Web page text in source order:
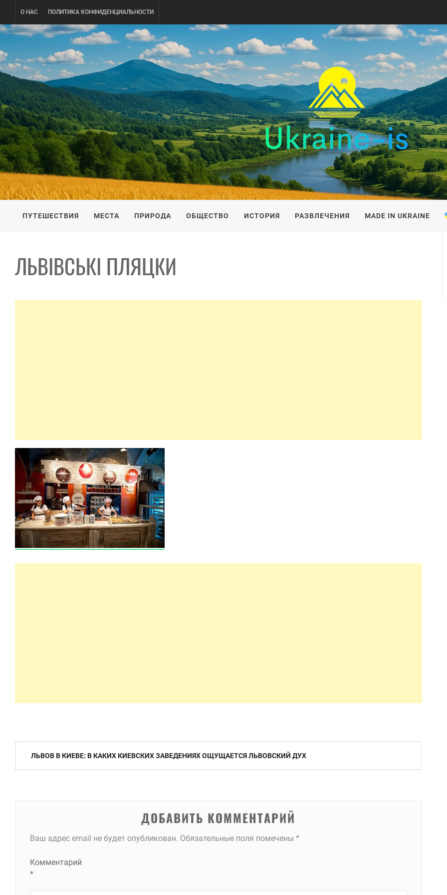
content
О НАС ПОЛИТИКА КОНФИДЕНЦИАЛЬНОСТИ
UKRAINE-IS
ПУТЕШЕСТВИЕ ПО УКРАИНЕ
ПУТЕШЕСТВИЯ МЕСТА ПРИРОДА ОБЩЕСТВО ИСТОРИЯ РАЗВЛЕЧЕНИЯ MADE IN UKRAINE
ЛЬВІВСЬКІ ПЛЯЦКИ
Навигация
ЛЬВОВ В КИЕВЕ: В КАКИХ КИЕВСКИХ ЗАВЕДЕНИЯХ ОЩУЩАЕТСЯ ЛЬВОВСКИЙ ДУХ
ДОБАВИТЬ КОММЕНТАРИЙ
Ваш адрес email не будет опубликован. Обязательные поля помечены *
Комментарий
*